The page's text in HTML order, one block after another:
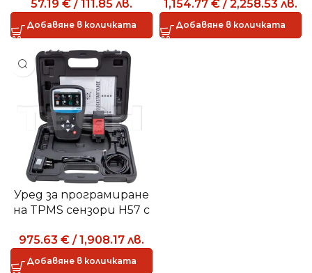
57.19 € /111.85 лв.
Добавяне в количката
1,154.77 € /2,258.53 лв.
Добавяне в количката
Уред за програмиране
на TPMS сензори H57 с
975.63 € /1,908.17 лв.
Добавяне в количката